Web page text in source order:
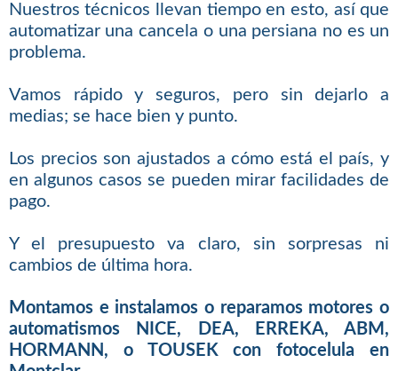
Nuestros técnicos llevan tiempo en esto, así que
automatizar una cancela o una persiana no es un
problema.
Vamos rápido y seguros, pero sin dejarlo a
medias; se hace bien y punto.
Los precios son ajustados a cómo está el país, y
en algunos casos se pueden mirar facilidades de
pago.
Y el presupuesto va claro, sin sorpresas ni
cambios de última hora.
Montamos e instalamos o reparamos motores o
automatismos NICE, DEA, ERREKA, ABM,
HORMANN, o TOUSEK con fotocelula en